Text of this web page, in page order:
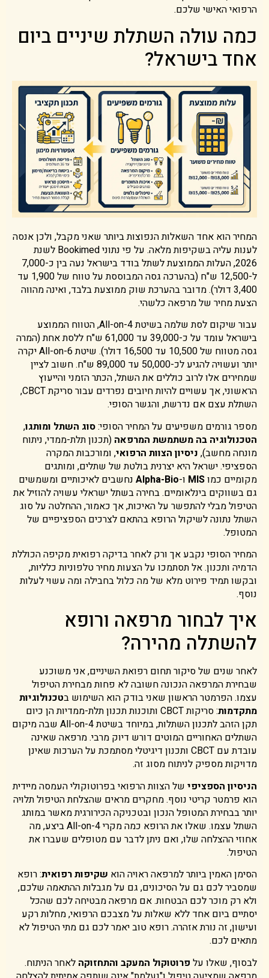
הרפואי האישי שלכם.
כמה עולה השתלת שיניים ביום
אחד בישראל?
המחיר הוא אחד השאלות הנפוצות ביותר שאני מקבל, ולכן אנסה
לענות עליה בשקיפות מלאה. על פי נתוני Bookimed לשנת
2026, העלות הממוצעת לשתל בודד בישראל נעה בין כ-7,000
ל-12,500 ש"ח (בהערכה גסה המבוססת על טווח של 1,900 עד
3,400 דולר). מדובר בהערכת שוק ממוצעת בלבד, ואינה מהווה
הצעת מחיר של מרפאה כלשהי.
עבור שיקום לסת שלמה בשיטת All-on-4, הטווח הממוצע
בישראל עומד על כ-39,000 עד 61,000 ש"ח ללסת אחת (המרה
גסה מטווח של 10,500 עד 16,500 דולר). שיטת All-on-6 יקרה
יותר ועשויה להגיע לכ-50,000 עד 89,000 ש"ח. חשוב לציין
שמחירים אלו לרוב כוללים את השתל, הכתר הזמני והייעוץ
הראשוני, אך עשויים להיות חיובים נפרדים עבור סריקת CBCT,
השתלת עצם אם נדרשת, והגשר הסופי.
מספר גורמים משפיעים על המחיר הסופי:סוג השתל ומותגו,
הטכנולוגיה בה משתמשת המרפאה (תכנון תלת-ממדי, ניתוח
מונחה מחשב), ניסיון הצוות הרפואי, ומורכבות המקרה
הספציפי. ישראל היא יצרנית בולטת של שתלים, ומותגים
מקומיים כמוMIS ו-Alpha-Bio נחשבים לאיכותיים ומשמשים
גם בשווקים בינלאומיים. בחירה בשתל ישראלי עשויה להוזיל את
הטיפול מבלי להתפשר על האיכות, אך כאמור, ההחלטה על סוג
השתל נתונה לשיקול הרופא בהתאם לצרכים הספציפיים של
המטופל.
המחיר הסופי נקבע אך ורק לאחר בדיקה רפואית מקיפה הכוללת
הדמיה ותכנון. אל תסתמכו על הצעות מחיר טלפוניות כלליות,
ובקשו תמיד פירוט מלא של מה כלול בחבילה ומה עשוי לעלות
נוסף.
איך לבחור מרפאה ורופא
להשתלה מהירה?
לאחר שנים של סיקור תחום רפואת השיניים, אני משוכנע
שבחירת המרפאה הנכונה חשובה לא פחות מבחירת הטיפול
עצמו. הפרמטר הראשון שאני בודק הוא השימוש בטכנולוגיות
מתקדמות
: סריקות CBCT ותוכנות תכנון תלת-ממדיות הן כיום
תקן הזהב לתכנון השתלות, במיוחד בשיטת All-on-4 שבה מיקום
השתלים האחוריים המוטים דורש דיוק מרבי. מרפאה שאינה
עובדת עם CBCT ותכנון דיגיטלי מסתמכת על הערכות שאינן
מדויקות מספיק לניתוח מסוג זה.
הניסיון הספציפי של הצוות הרפואי בפרוטוקולי העמסה מיידית
הוא פרמטר קריטי נוסף. מחקרים מראים שהצלחת הטיפול תלויה
יותר בבחירת המטופל הנכון ובטכניקה הכירורגית מאשר במותג
השתל עצמו. שאלו את הרופא כמה מקרי All-on-4 ביצע, מה
אחוזי ההצלחה שלו, ואם ניתן לדבר עם מטופלים שעברו את
הטיפול.
הסימן האמין ביותר למרפאה ראויה הוא שקיפות רפואית: רופא
שמסביר לכם גם על הסיכונים, גם על מגבלות ההתאמה שלכם,
ולא רק מוכר לכם הבטחות. אם מרפאה מבטיחה לכם שהכל
יסתיים ביום אחד ללא שאלות על מצבכם הרפואי, מחלות רקע
ועישון, זה נורת אזהרה. רופא טוב יאמר לכם גם מתי הטיפול לא
מתאים לכם.
לבסוף, שאלו על פרוטוקול המעקב והתחזוקה לאחר הניתוח.